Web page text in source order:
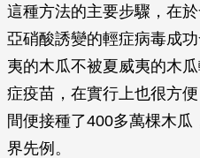
這種方法的主要步驟，在
亞硝酸誘變的輕症病毒成
夷的木瓜不被夏威夷的木
症疫苗，在實行上也很方
間便接種了400多萬棵木
界先例。